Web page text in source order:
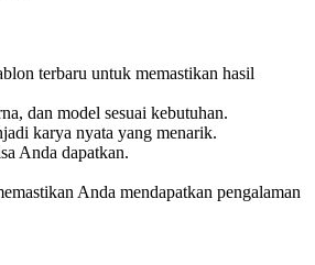
terbaru untuk memastikan hasil
dan model sesuai kebutuhan.
karya nyata yang menarik.
Anda dapatkan.
Anda mendapatkan pengalaman